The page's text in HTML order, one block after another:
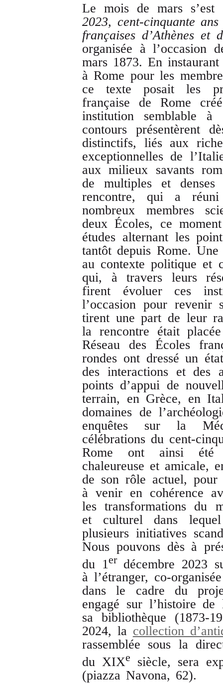
Le mois de mars
2023, cent-cinquante
françaises d’Athènes et
organisée à l’occasion
mars 1873. En
à Rome pour les
ce texte posait les
française de Rome
institution semblable
contours présentèrent
distinctifs, liés aux
exceptionnelles de
aux milieux savants
de multiples et
rencontre, qui a
nombreux membres
deux Écoles, ce
études alternant les
tantôt depuis Rome.
au contexte politique et
qui, à travers leurs
firent évoluer ces
l’occasion pour revenir
tirent une part de leur
la rencontre était
Réseau des Écoles
rondes ont dressé un
des interactions et des
points d’appui de
terrain, en Grèce, en
domaines de
enquêtes sur la
célébrations du cent-
Rome ont ainsi été
chaleureuse et amicale,
de son rôle actuel,
à venir en cohérence
les transformations du
et culturel dans
plusieurs initiatives
Nous pouvons dès à
du 1 erdécembre 2023
à l’étranger, co-
dans le cadre du
engagé sur l’histoire
sa bibliothèque (1873-
2024, la collection
rassemblée sous la
du XIXe
siècle, sera
(piazza Navona, 62).